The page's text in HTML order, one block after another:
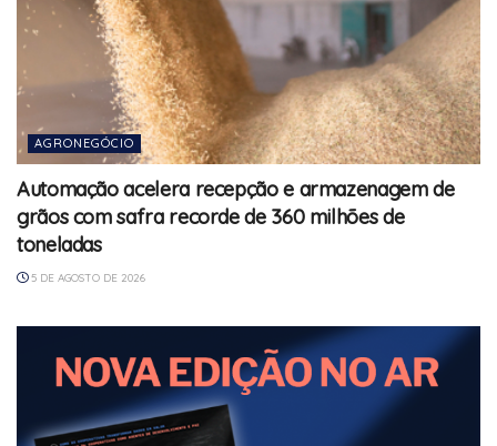
AGRONEGÓCIO
Automação acelera recepção e armazenagem de
grãos com safra recorde de 360 milhões de
toneladas
5 DE AGOSTO DE 2026